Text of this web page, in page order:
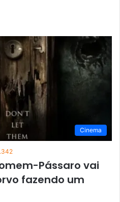
Cinema
Pássaro vai
fazendo um